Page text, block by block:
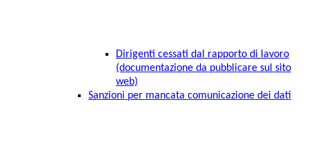
Dirigenti cessati dal rapporto di lavoro
(documentazione da pubblicare sul sito
web)
Sanzioni per mancata comunicazione dei dati